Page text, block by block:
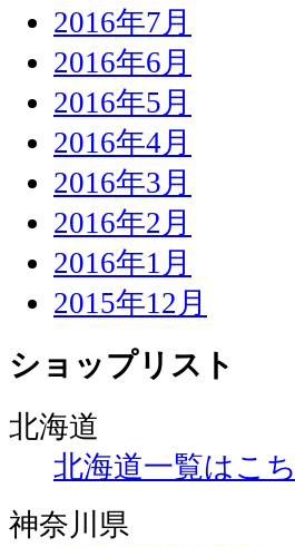
2016年7月
2016年6月
2016年5月
2016年4月
2016年3月
2016年2月
2016年1月
2015年12月
ショップリスト
北海道
北海道一覧はこ
神奈川県